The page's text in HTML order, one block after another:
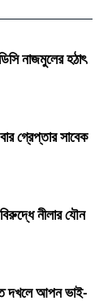
নাজমুলের হঠাৎ
গ্রেপ্তার সাবেক
বিরুদ্ধে নীলার যৌন
দখলে আপন ভাই-